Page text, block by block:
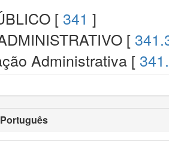
[ 341 ]
[
Administrativa [